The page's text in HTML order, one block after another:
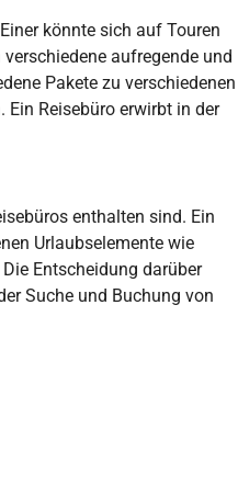
könnte sich auf Touren
aufregende und
Pakete zu verschiedenen
Reisebüro erwirbt in der
enthalten sind. Ein
Urlaubselemente wie
Entscheidung darüber
Suche und Buchung von